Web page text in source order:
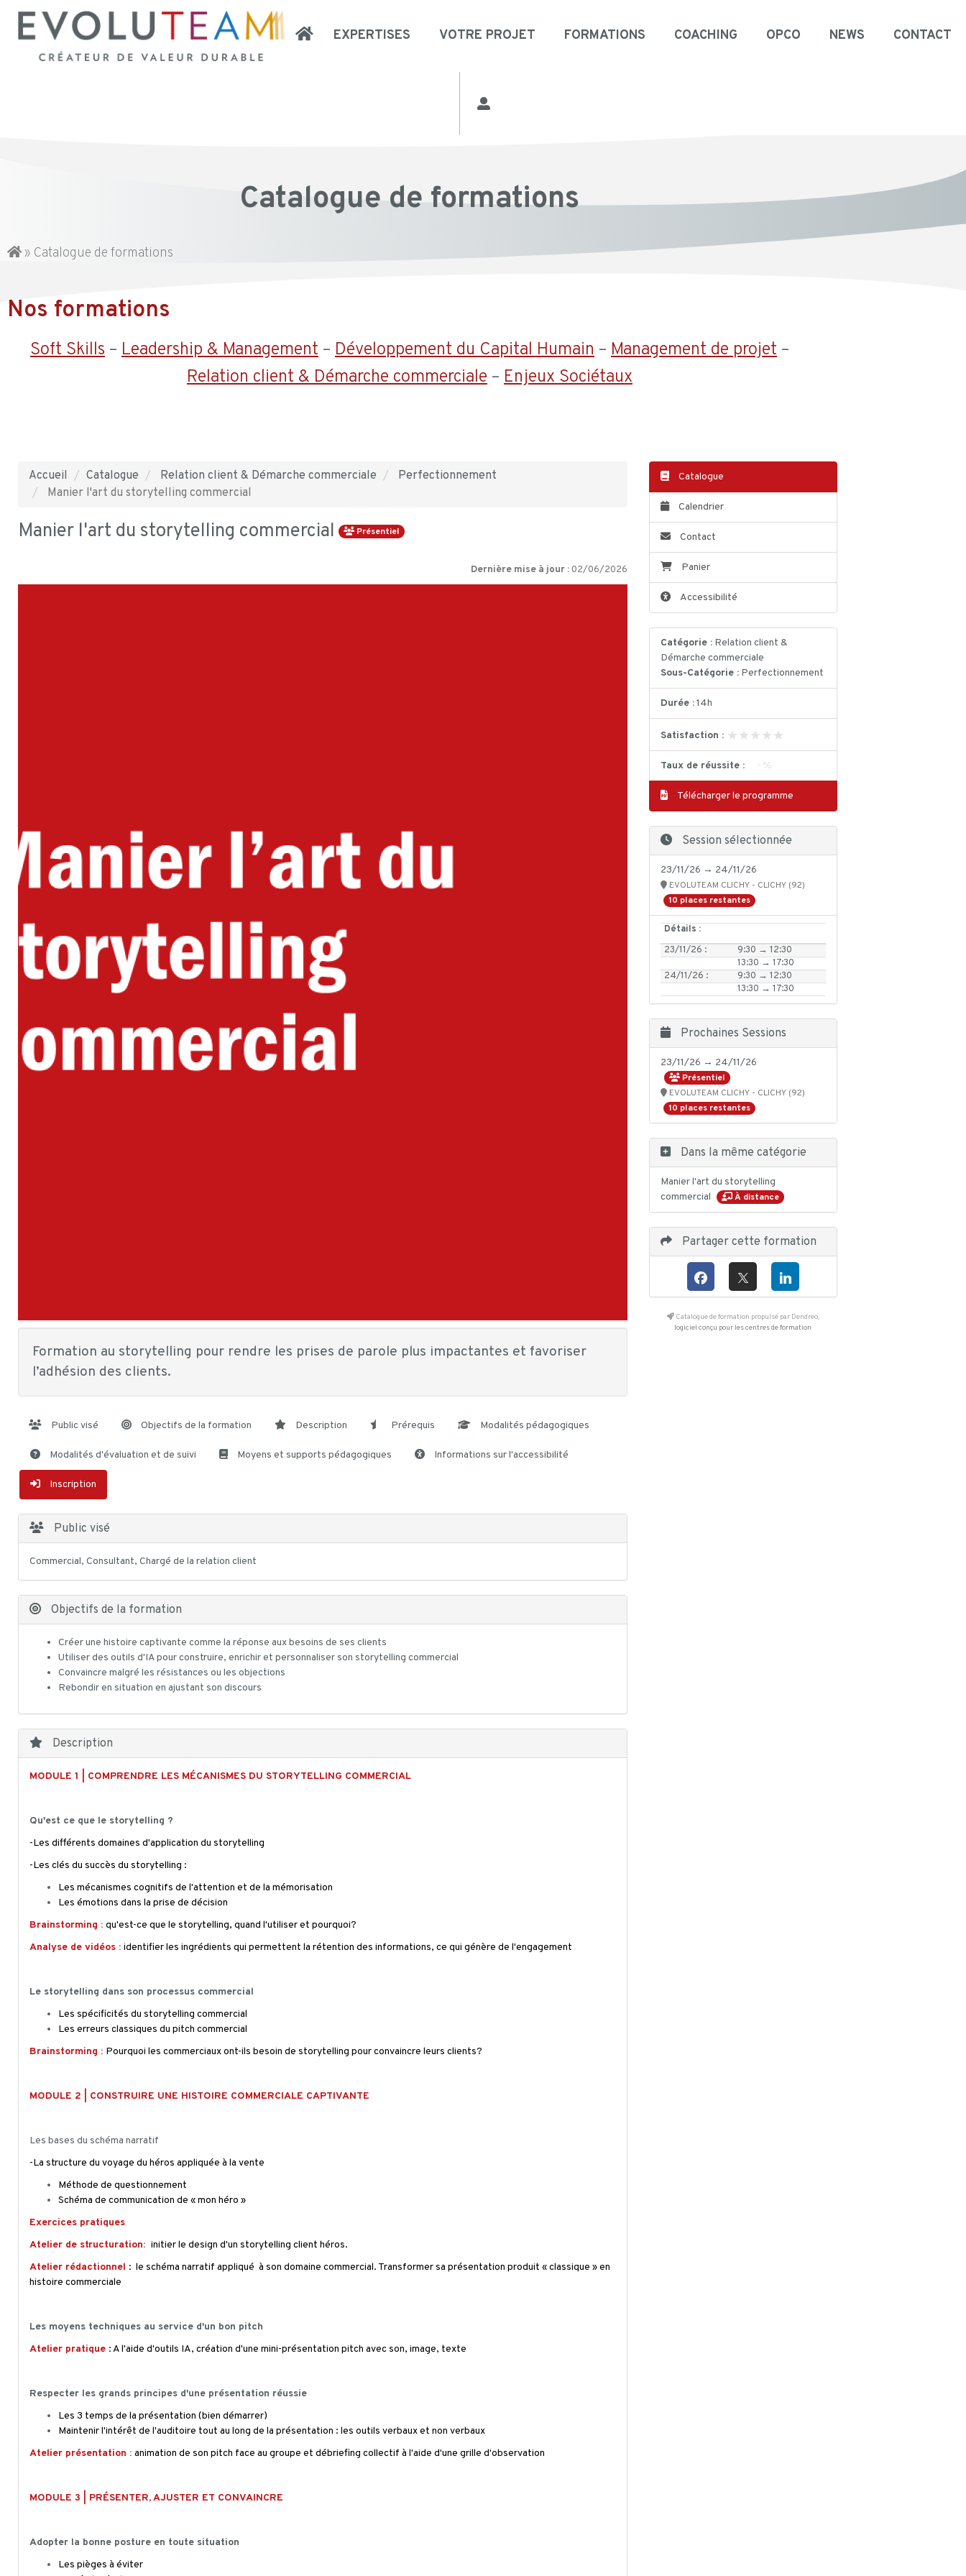
EXPERTISES VOTRE PROJET FORMATIONS COACHING OPCO NEWS CONTACT
Catalogue de formations
» Catalogue de formations
Nos formations
Soft Skills – Leadership & Management – Développement du Capital Humain – Management de projet –
Relation client & Démarche commerciale – Enjeux Sociétaux
Accueil Catalogue Relation client & Démarche commerciale
Perfectionnement
Manier l'art du storytelling commercial
Manier l'art du storytelling commercial Présentiel
Dernière mise à jour : 02/06/2026
Formation au storytelling pour rendre les prises de parole plus impactantes et favoriser
l’adhésion des clients.
Public visé Objectifs de la formation Description Prérequis Modalités pédagogiques
Modalités d'évaluation et de suivi Moyens et supports pédagogiques Informations sur l'accessibilité
Inscription
Public visé
Commercial, Consultant, Chargé de la relation client
Objectifs de la formation
Créer une histoire captivante comme la réponse aux besoins de ses clients
Utiliser des outils d'IA pour construire, enrichir et personnaliser son storytelling commercial
Convaincre malgré les résistances ou les objections
Rebondir en situation en ajustant son discours
Description
MODULE 1 | COMPRENDRE LES MÉCANISMES DU STORYTELLING COMMERCIAL
Qu'est ce que le storytelling ?
-Les différents domaines d'application du storytelling
-Les clés du succès du storytelling :
Les mécanismes cognitifs de l'attention et de la mémorisation
Les émotions dans la prise de décision
Brainstorming : qu'est-ce que le storytelling, quand l'utiliser et pourquoi?
Analyse de vidéos : identifier les ingrédients qui permettent la rétention des informations, ce qui génère de l'engagement
Le storytelling dans son processus commercial
Les spécificités du storytelling commercial
Les erreurs classiques du pitch commercial
Brainstorming : Pourquoi les commerciaux ont-ils besoin de storytelling pour convaincre leurs clients?
MODULE 2 | CONSTRUIRE UNE HISTOIRE COMMERCIALE CAPTIVANTE
Les bases du schéma narratif
-La structure du voyage du héros appliquée à la vente
Méthode de questionnement
Schéma de communication de « mon héro »
Exercices pratiques
Atelier de structuration: initier le design d'un storytelling client héros.
Atelier rédactionnel : le schéma narratif appliqué à son domaine commercial. Transformer sa présentation produit « classique » en
histoire commerciale
Les moyens techniques au service d'un bon pitch
Atelier pratique : A l'aide d'outils IA, création d'une mini-présentation pitch avec son, image, texte
Respecter les grands principes d'une présentation réussie
Les 3 temps de la présentation (bien démarrer)
Maintenir l'intérêt de l'auditoire tout au long de la présentation : les outils verbaux et non verbaux
Atelier présentation : animation de son pitch face au groupe et débriefing collectif à l'aide d'une grille d'observation
MODULE 3 | PRÉSENTER, AJUSTER ET CONVAINCRE
Adopter la bonne posture en toute situation
Les pièges à éviter
Catalogue
Calendrier
Contact
Panier
Accessibilité
Catégorie : Relation client &
Démarche commerciale
Sous-Catégorie : Perfectionnement
Durée :14h
Satisfaction : ★★★★★
★★★★★
Taux de réussite : - %
Télécharger le programme
Session sélectionnée
23/11/26 → 24/11/26
EVOLUTEAM CLICHY - CLICHY (92)
10 places restantes
Détails :
23/11/26 :
9:30 → 12:30
13:30 → 17:30
24/11/26 :
9:30 → 12:30
13:30 → 17:30
Prochaines Sessions
23/11/26 → 24/11/26
Présentiel
EVOLUTEAM CLICHY - CLICHY (92)
10 places restantes
Dans la même catégorie
Manier l'art du storytelling
commercial
À distance
Partager cette formation
Catalogue de formation propulsé par Dendreo,
logiciel conçu pour les centres de formation